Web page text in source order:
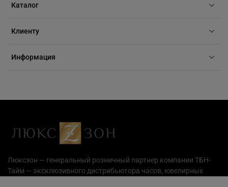
Каталог
Клиенту
Информация
Люксзон — генеральный розничный партнер компании ТБН-
Тайм — эксклюзивного дистрибьютора часов, ювелирных